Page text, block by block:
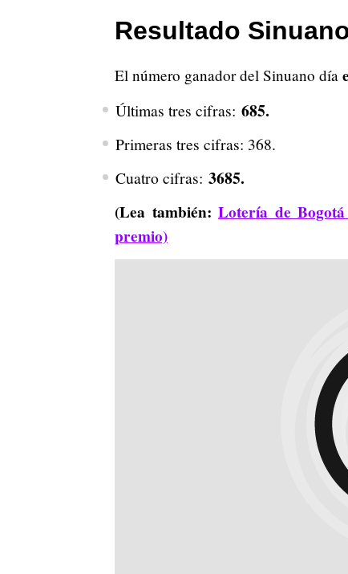
Resultado
El número ganador del Sinuano día
Últimas tres cifras: 685.
Primeras tres cifras: 368.
Cuatro cifras: 3685.
(Lea también:Lotería de
premio)